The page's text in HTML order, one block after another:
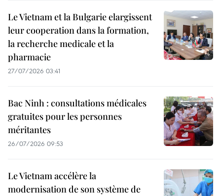
Le Vietnam et la Bulgarie elargissent
leur cooperation dans la formation,
la recherche medicale et la
pharmacie
27/07/2026 03:41
Bac Ninh : consultations médicales
gratuites pour les personnes
méritantes
26/07/2026 09:53
Le Vietnam accélère la
modernisation de son système de